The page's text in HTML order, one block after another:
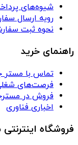
شیوه‌های
رویه ارسال
نحوه ثبت
راهنمای خرید
تماس با مستر
فرصت‌های
فروش در
اخباری فناوری
فروشگاه